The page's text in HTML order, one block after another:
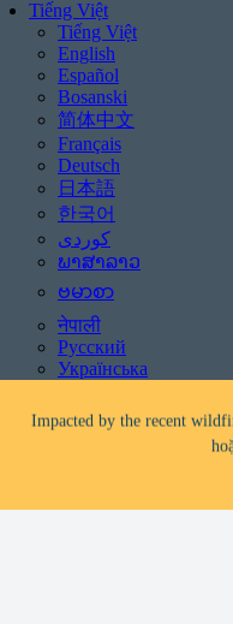
Tiếng Việt
Tiếng Việt
English
Español
Bosanski
简体中文
Français
Deutsch
日本語
한국어
ພາສາລາວ
ဗမာစာ
नेपाली
Русский
Українська
Be aware of scams: WHRC
If you receive a suspicious
Impacted by the recent
Trợ giúp
Be aware of scams: WHRC
If you receive a suspicious